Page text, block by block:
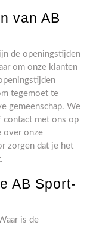
van AB
de openingstijden
om onze klanten
tegemoet te
gemeenschap. We
contact met ons op
over onze
zorgen dat je het
AB Sport-
is de